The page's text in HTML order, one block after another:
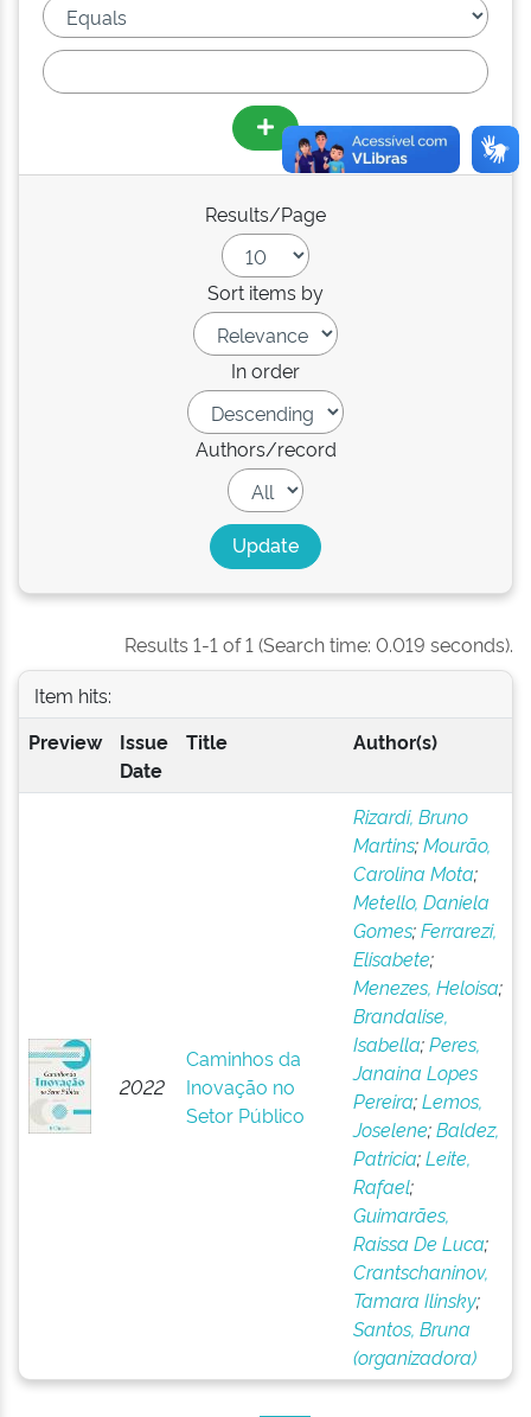
Results/Page
Sort items by
In order
Authors/record
Results 1-1 of 1 (Search time: 0.019 seconds).
Item hits:
Preview
Issue
Date
Title Author(s)
2022
Caminhos da
Inovação no
Setor Público
Rizardi, Bruno
Martins;Mourão,
Carolina Mota;
Metello, Daniela
Gomes;Ferrarezi,
Elisabete;
Menezes, Heloisa;
Brandalise,
Isabella;Peres,
Janaina Lopes
Pereira;Lemos,
Joselene;Baldez,
Patricia;Leite,
Rafael;
Guimarães,
Raissa De Luca;
Crantschaninov,
Tamara Ilinsky;
Santos, Bruna
(organizadora)